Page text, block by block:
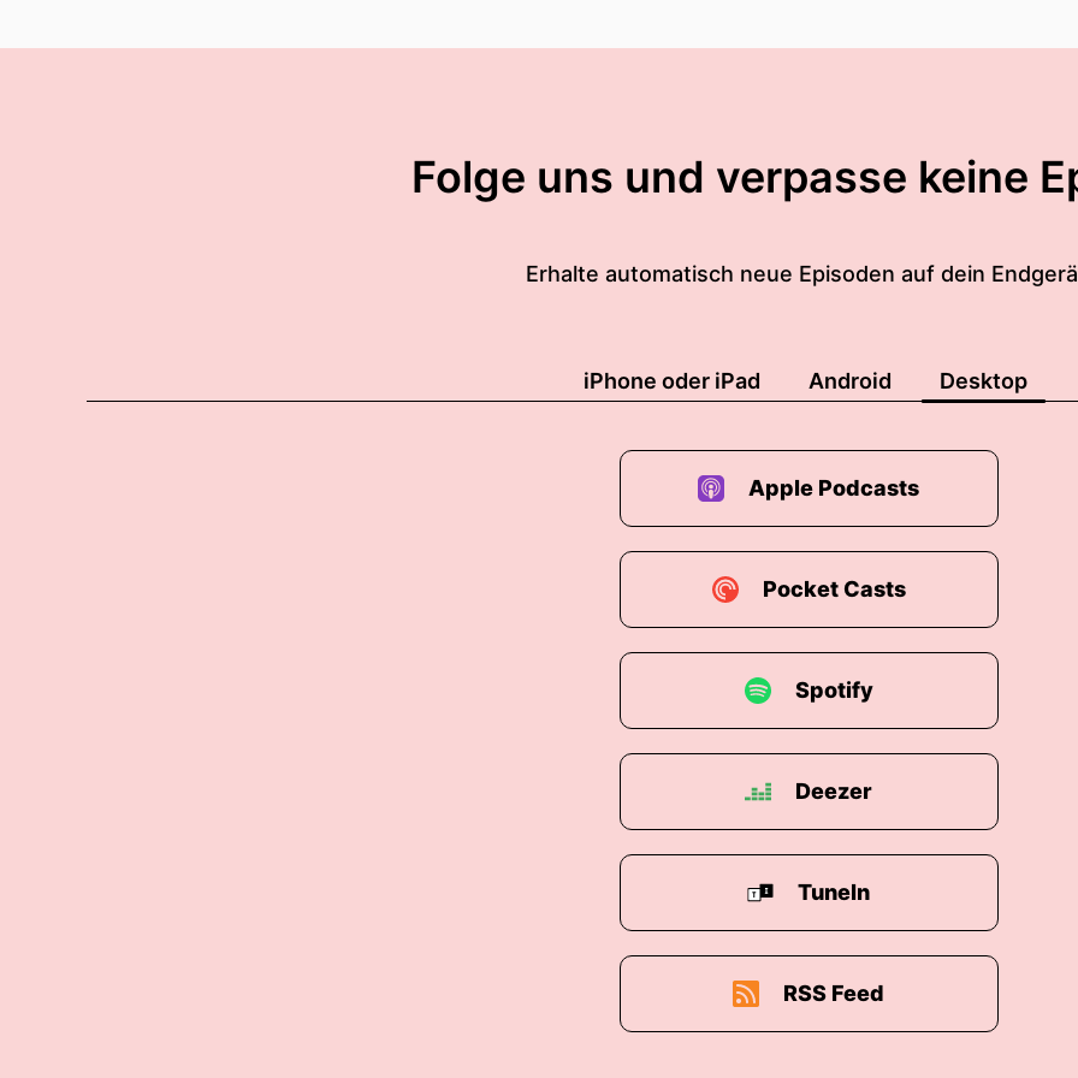
Folge uns und verpasse keine
Erhalte automatisch neue Episoden auf dein
iPhone oder iPad Android Desktop
Apple Podcasts
Pocket Casts
Spotify
Deezer
TuneIn
RSS Feed